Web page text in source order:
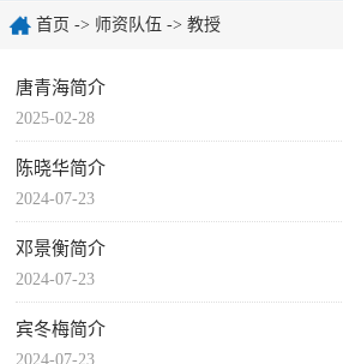
首页 -> 师资队伍 -> 教授
唐青海简介
2025-02-28
陈晓华简介
2024-07-23
邓景衡简介
2024-07-23
宾冬梅简介
2024-07-23